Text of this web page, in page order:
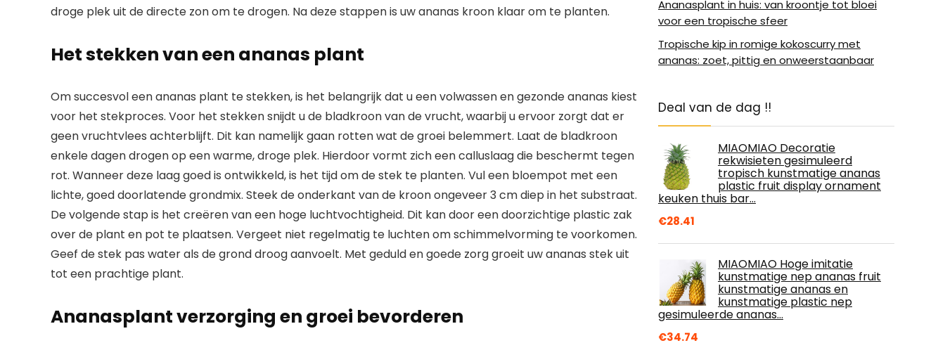
droge plek uit de directe zon om te drogen. Na deze stappen is uw ananas kroon klaar om te planten.
Het stekken van een ananas plant
Om succesvol een ananas plant te stekken, is het belangrijk dat u een volwassen en gezonde ananas kiest
voor het stekproces. Voor het stekken snijdt u de bladkroon van de vrucht, waarbij u ervoor zorgt dat er
geen vruchtvlees achterblijft. Dit kan namelijk gaan rotten wat de groei belemmert. Laat de bladkroon
enkele dagen drogen op een warme, droge plek. Hierdoor vormt zich een calluslaag die beschermt tegen
rot. Wanneer deze laag goed is ontwikkeld, is het tijd om de stek te planten. Vul een bloempot met een
lichte, goed doorlatende grondmix. Steek de onderkant van de kroon ongeveer 3 cm diep in het substraat.
De volgende stap is het creëren van een hoge luchtvochtigheid. Dit kan door een doorzichtige plastic zak
over de plant en pot te plaatsen. Vergeet niet regelmatig te luchten om schimmelvorming te voorkomen.
Geef de stek pas water als de grond droog aanvoelt. Met geduld en goede zorg groeit uw ananas stek uit
tot een prachtige plant.
Ananasplant verzorging en groei bevorderen
Ananasplant in huis: van kroontje tot bloei
voor een tropische sfeer
Tropische kip in romige kokoscurry met
ananas: zoet, pittig en onweerstaanbaar
Deal van de dag !!
MIAOMIAO Decoratie
rekwisieten gesimuleerd
tropisch kunstmatige ananas
plastic fruit display ornament
keuken thuis bar…
€28.41
MIAOMIAO Hoge imitatie
kunstmatige nep ananas fruit
kunstmatige ananas en
kunstmatige plastic nep
gesimuleerde ananas…
€34.74